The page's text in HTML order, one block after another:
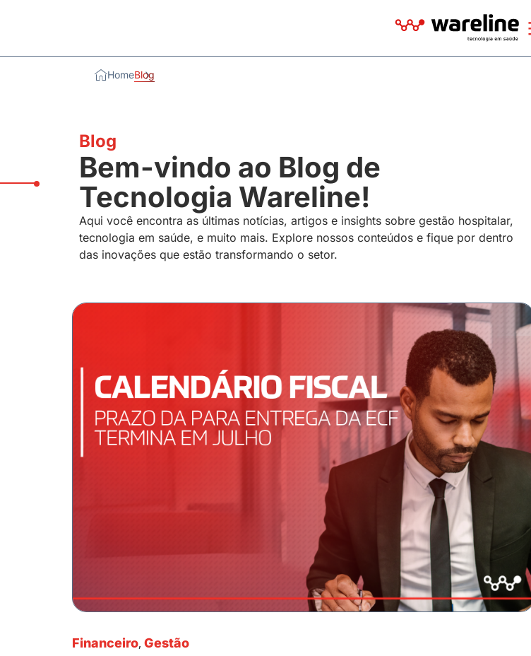
HomeBlog
Blog
Bem-vindo ao Blog de
Tecnologia Wareline!
Aqui você encontra as últimas notícias, artigos e insights sobre gestão hospitalar,
tecnologia em saúde, e muito mais. Explore nossos conteúdos e fique por dentro
das inovações que estão transformando o setor.
Financeiro, Gestão